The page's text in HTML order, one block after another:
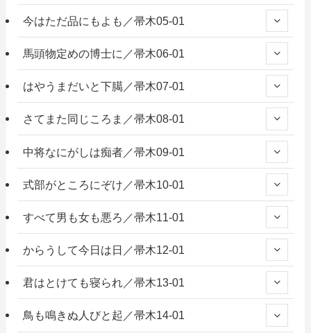
今はただ品にもよも／帚木05-01
馬頭物定めの博士に／帚木06-01
はやうまだいと下臈／帚木07-01
さてまた同じころま／帚木08-01
中将なにがしは痴者／帚木09-01
式部がところにぞけ／帚木10-01
すべて男も女も悪ろ／帚木11-01
からうして今日は日／帚木12-01
君はとけても寝られ／帚木13-01
鳥も鳴きぬ人びと起／帚木14-01